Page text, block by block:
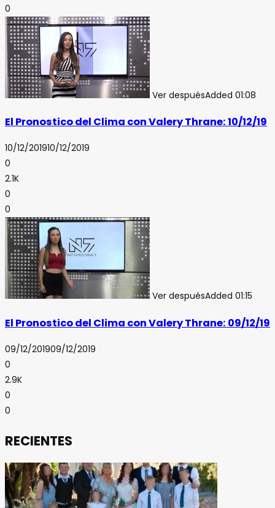
0
Ver despuésAdded 01:08
El Pronostico del Clima con Valery Thrane: 10/12/19
10/12/201910/12/2019
0
2.1K
0
0
Ver despuésAdded 01:15
El Pronostico del Clima con Valery Thrane: 09/12/19
09/12/201909/12/2019
0
2.9K
0
0
RECIENTES